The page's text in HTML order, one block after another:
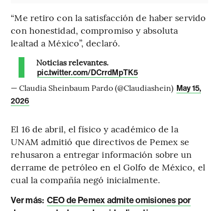
“Me retiro con la satisfacción de haber servido
con honestidad, compromiso y absoluta
lealtad a México”, declaró.
Noticias relevantes.
pic.twitter.com/DCrrdMpTK5
— Claudia Sheinbaum Pardo (@Claudiashein) May 15,
2026
El 16 de abril, el físico y académico de la
UNAM admitió que directivos de Pemex se
rehusaron a entregar información sobre un
derrame de petróleo en el Golfo de México, el
cual la compañía negó inicialmente.
Ver más: CEO de Pemex admite omisiones por